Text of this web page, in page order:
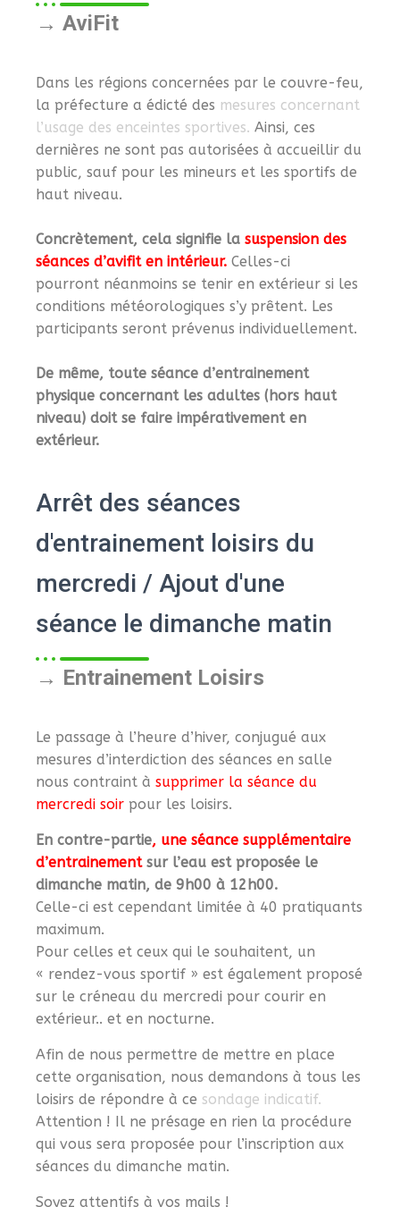
→ AviFit
Dans les régions concernées par le couvre-feu,
la préfecture a édicté des mesures concernant
l’usage des enceintes sportives. Ainsi, ces
dernières ne sont pas autorisées à accueillir du
public, sauf pour les mineurs et les sportifs de
haut niveau.
Concrètement, cela signifie la suspension des
séances d’avifit en intérieur. Celles-ci
pourront néanmoins se tenir en extérieur si les
conditions météorologiques s’y prêtent. Les
participants seront prévenus individuellement.
De même, toute séance d’entrainement
physique concernant les adultes (hors haut
niveau) doit se faire impérativement en
extérieur.
Arrêt des séances
d'entrainement loisirs du
mercredi / Ajout d'une
séance le dimanche matin
→ Entrainement Loisirs
Le passage à l’heure d’hiver, conjugué aux
mesures d’interdiction des séances en salle
nous contraint à supprimer la séance du
mercredi soir pour les loisirs.
En contre-partie, une séance supplémentaire
d’entrainementsur l’eau est proposée le
dimanche matin, de 9h00 à 12h00.
Celle-ci est cependant limitée à 40 pratiquants
maximum.
Pour celles et ceux qui le souhaitent, un
« rendez-vous sportif » est également proposé
sur le créneau du mercredi pour courir en
extérieur.. et en nocturne.
Afin de nous permettre de mettre en place
cette organisation, nous demandons à tous les
loisirs de répondre à ce sondage indicatif.
Attention ! Il ne présage en rien la procédure
qui vous sera proposée pour l’inscription aux
séances du dimanche matin.
Soyez attentifs à vos mails !